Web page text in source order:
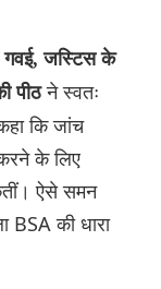
जस्टिस के
पीठने स्वतः
कि जांच
के लिए
ऐसे समन
BSA की धारा